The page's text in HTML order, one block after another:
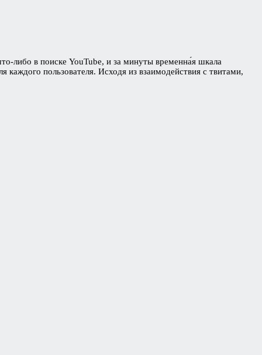
либо в поиске YouTube, и за минуты временна́я шкала
пользователя. Исходя из взаимодействия с твитами,